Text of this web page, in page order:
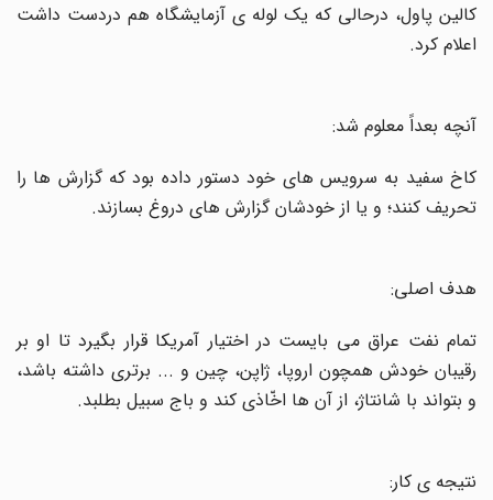
کالین پاول، درحالی که یک لوله ی آزمایشگاه هم دردست داشت
اعلام کرد.
آنچه بعداً معلوم شد:
کاخ سفید به سرویس های خود دستور داده بود که گزارش ها را
تحریف کنند؛ و یا از خودشان گزارش های دروغ بسازند.
هدف اصلی:
تمام نفت عراق می بایست در اختیار آمریکا قرار بگیرد تا او بر
رقیبان خودش همچون اروپا، ژاپن، چین و ... برتری داشته باشد،
و بتواند با شانتاژ، از آن ها اخّاذی کند و باج سبیل بطلبد.
نتیجه ی کار: